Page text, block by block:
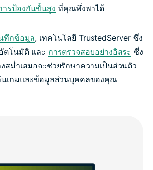
ารป้องกันขั้นสูง ที่คุณพึ่งพาได้
ทึกข้อมูล, เทคโนโลยี TrustedServer ซึ่ง
ตโนมัติ และ การตรวจสอบอย่างอิสระ ซึ่ง
สม่ำเสมอจะช่วยรักษาความเป็นส่วนตัว
นเกมและข้อมูลส่วนบุคคลของคุณ